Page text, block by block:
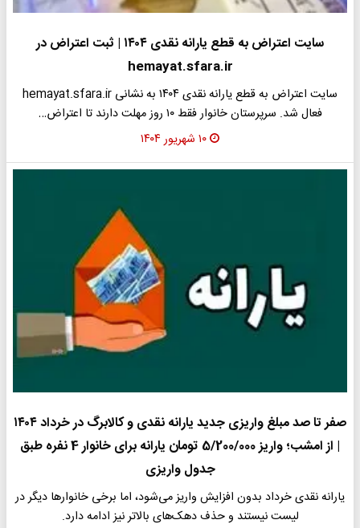
سایت اعتراض به قطع یارانه نقدی ۱۴۰۴ | ثبت اعتراض در
hemayat.sfara.ir
سایت اعتراض به قطع یارانه نقدی ۱۴۰۴ به نشانی hemayat.sfara.ir
فعال شد. سرپرستان خانوار فقط ۱۰ روز مهلت دارند تا اعتراض…
۱۰ شهریور ۱۴۰۴
صفر تا صد مبلغ واریزی جدید یارانه نقدی و کالابرگ در خرداد ۱۴۰۴
| از امشب؛ واریز 5/200/000 تومان یارانه برای خانوار 4 نفره طبق
جدول واریزی
یارانه نقدی خرداد بدون افزایش واریز می‌شود، اما برخی خانوار‌ها دیگر در
لیست نیستند و حذف دهک‌های بالاتر نیز ادامه دارد.